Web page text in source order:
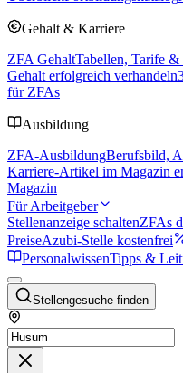
Gehalt & Karriere
ZFA GehaltTabellen, Tarife &
Gehalt erfolgreich verhandeln
für ZFAs
Ausbildung
ZFA-AusbildungBerufsbild,
Karriere-Artikel im Magazin
Magazin
Für Arbeitgeber
Stellenanzeige schaltenZFAs
PreiseAzubi-Stelle kostenfrei
PersonalwissenTipps &
Stellengesuche finden